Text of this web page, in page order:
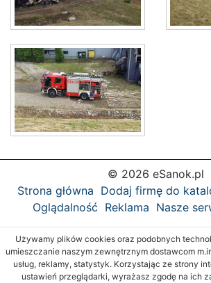
© 2026 eSanok.pl
Strona główna Dodaj firmę do
Oglądalność Reklama Nasze
Używamy plików cookies oraz podobnych
umieszczanie naszym zewnętrznym dostawcom
usług, reklamy, statystyk. Korzystając ze strony
ustawień przeglądarki, wyrażasz zgodę na ich